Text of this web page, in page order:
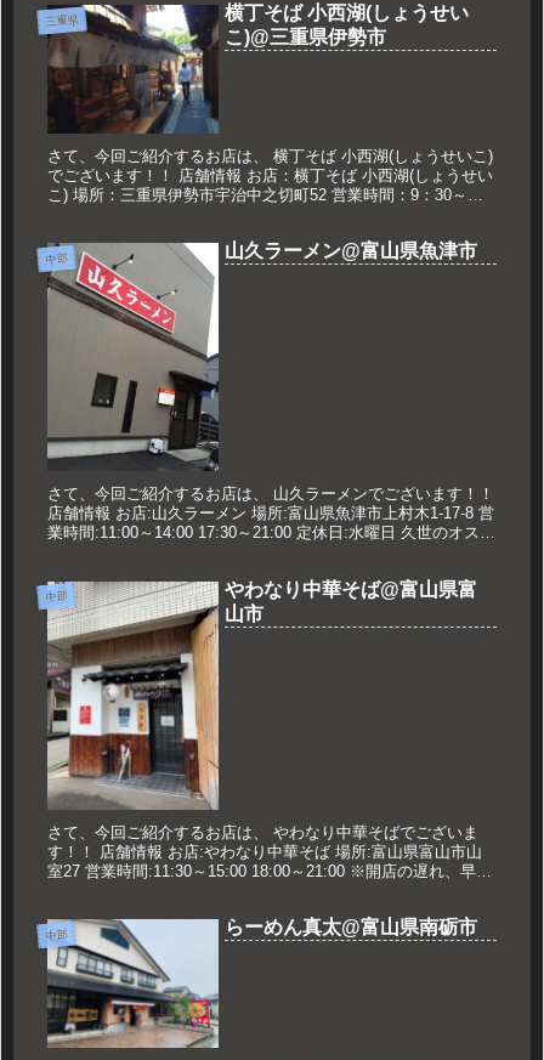
三重県
横丁そば 小西湖(しょうせい
こ)@三重県伊勢市
さて、今回ご紹介するお店は、 横丁そば 小西湖(しょうせいこ)
でございます！！ 店舗情報 お店：横丁そば 小西湖(しょうせい
こ) 場所：三重県伊勢市宇治中之切町52 営業時間：9：30～
中部 山久ラーメン@富山県魚津市
さて、今回ご紹介するお店は、 山久ラーメンでございます！！
店舗情報 お店:山久ラーメン 場所:富山県魚津市上村木1-17-8 営
業時間:11:00～14:00 17:30～21:00 定休日:水曜日 久世のオスス
中部
やわなり中華そば@富山県富
山市
さて、今回ご紹介するお店は、 やわなり中華そばでございま
す！！ 店舗情報 お店:やわなり中華そば 場所:富山県富山市山
室27 営業時間:11:30～15:00 18:00～21:00 ※開店の遅れ、早仕
中部 らーめん真太@富山県南砺市